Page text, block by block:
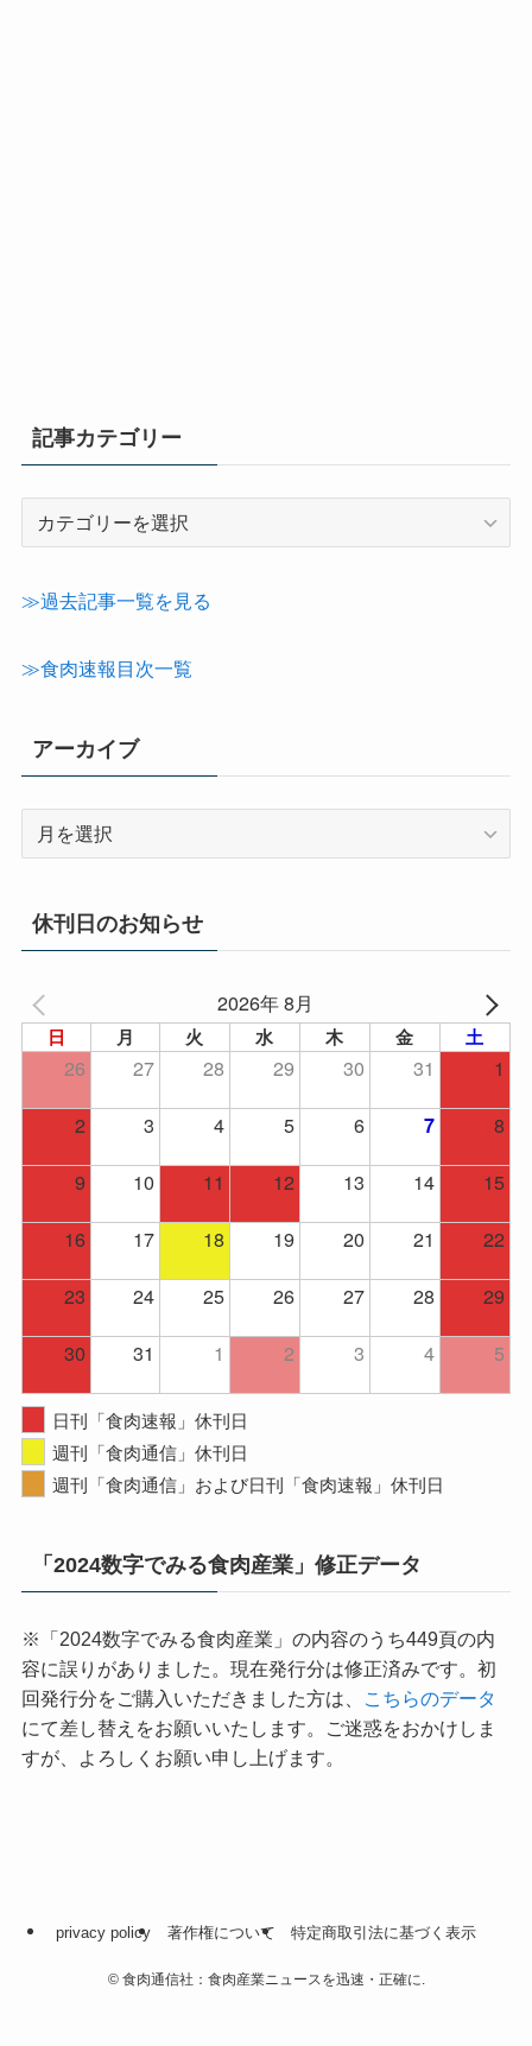
記事カテゴリー
テ
≫過去記事一覧を見る
≫食肉速報目次一覧
アーカイブ
イ
ブ
休刊日のお知らせ
2026年 8月
日 月 火 水 木 金 土
26 27 28 29 30 31
1
2
3 4 5 6 7
8
9
10 11 12 13 14
15
16
17 18 19 20 21
22
23
24 25 26 27 28
29
30
31 1 2 3 4 5
日刊「食肉速報」休刊日
週刊「食肉通信」休刊日
週刊「食肉通信」および日刊「食肉速報」休刊日
「2024数字でみる食肉産業」修正データ
※「2024数字でみる食肉産業」の内容のうち449頁の内
容に誤りがありました。現在発行分は修正済みです。初
回発行分をご購入いただきました方は、
こちらのデータ
にて差し替えをお願いいたします。ご迷惑をおかけしま
すが、よろしくお願い申し上げます。
privacy policy 著作権について 特定商取引法に基づく表示
©食肉通信社：食肉産業ニュースを迅速・正確に.